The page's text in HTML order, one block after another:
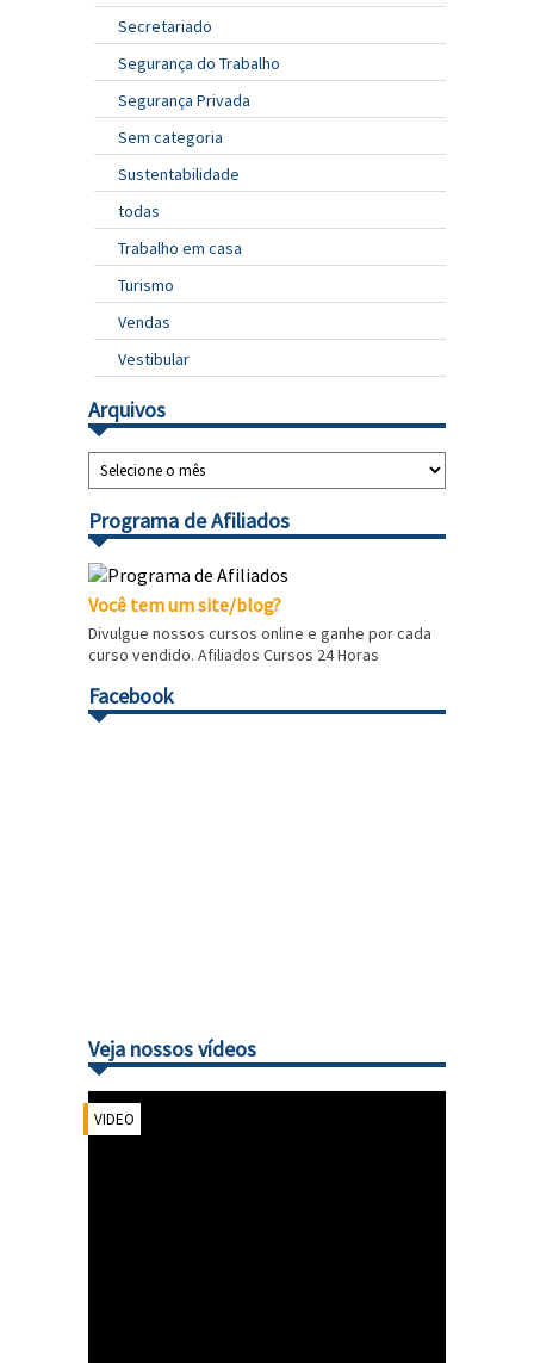
Secretariado
Segurança do Trabalho
Segurança Privada
Sem categoria
Sustentabilidade
todas
Trabalho em casa
Turismo
Vendas
Vestibular
Arquivos
Programa de Afiliados
Você tem um site/blog?
Divulgue nossos cursos online e ganhe por cada
curso vendido. Afiliados Cursos 24 Horas
Facebook
Veja nossos vídeos
VIDEO